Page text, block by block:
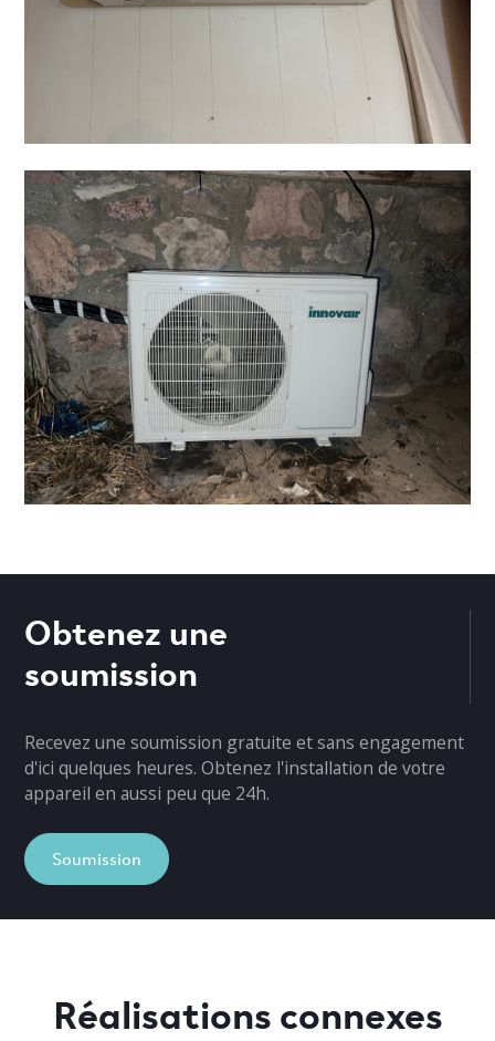
Obtenez une
soumission
Recevez une soumission gratuite et sans engagement
d'ici quelques heures. Obtenez l'installation de votre
appareil en aussi peu que 24h.
Soumission
Réalisations connexes